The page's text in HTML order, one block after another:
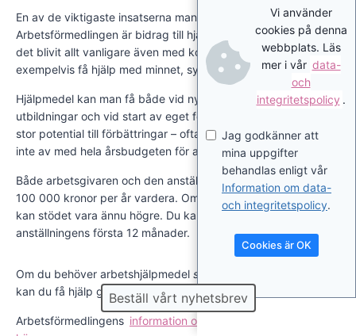
En av de viktigaste insatserna man kan få från
Arbetsförmedlingen är bidrag till hjälpmedel. På senare tid har
det blivit allt vanligare även med kognitiva hjälpmedel, för att
exempelvis få hjälp med minnet, synen och hörseln.
Hjälpmedel kan man få både vid nyanställning, på praktik, i
utbildningar och vid start av eget företag. Men här finns en
stor potential till förbättringar – ofta gör Arbetsförmedlingen
inte av med hela årsbudgeten för arbetshjälpmedel.
Både arbetsgivaren och den anställde kan få stöd med upp till
100 000 kronor per år vardera. Om det finns särskilda skäl
kan stödet vara ännu högre. Du kan få bidrag under
anställningens första 12 månader.
Om du behöver arbetshjälpmedel senare under anställningen
kan du få hjälp genom Försäkringskassan
Arbetsförmedlingens information om arbetshjälpmedel finns
Beställ vårt nyhetsbrev
Vi använder
cookies på denna
webbplats. Läs
mer i vår data-
och
integritetspolicy .
Jag godkänner att
mina uppgifter
behandlas enligt vår
Information om data-
och integritetspolicy.
Cookies är OK